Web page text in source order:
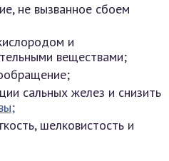
не вызванное сбоем
и
веществами;
сальных желез и снизить
шелковистость и